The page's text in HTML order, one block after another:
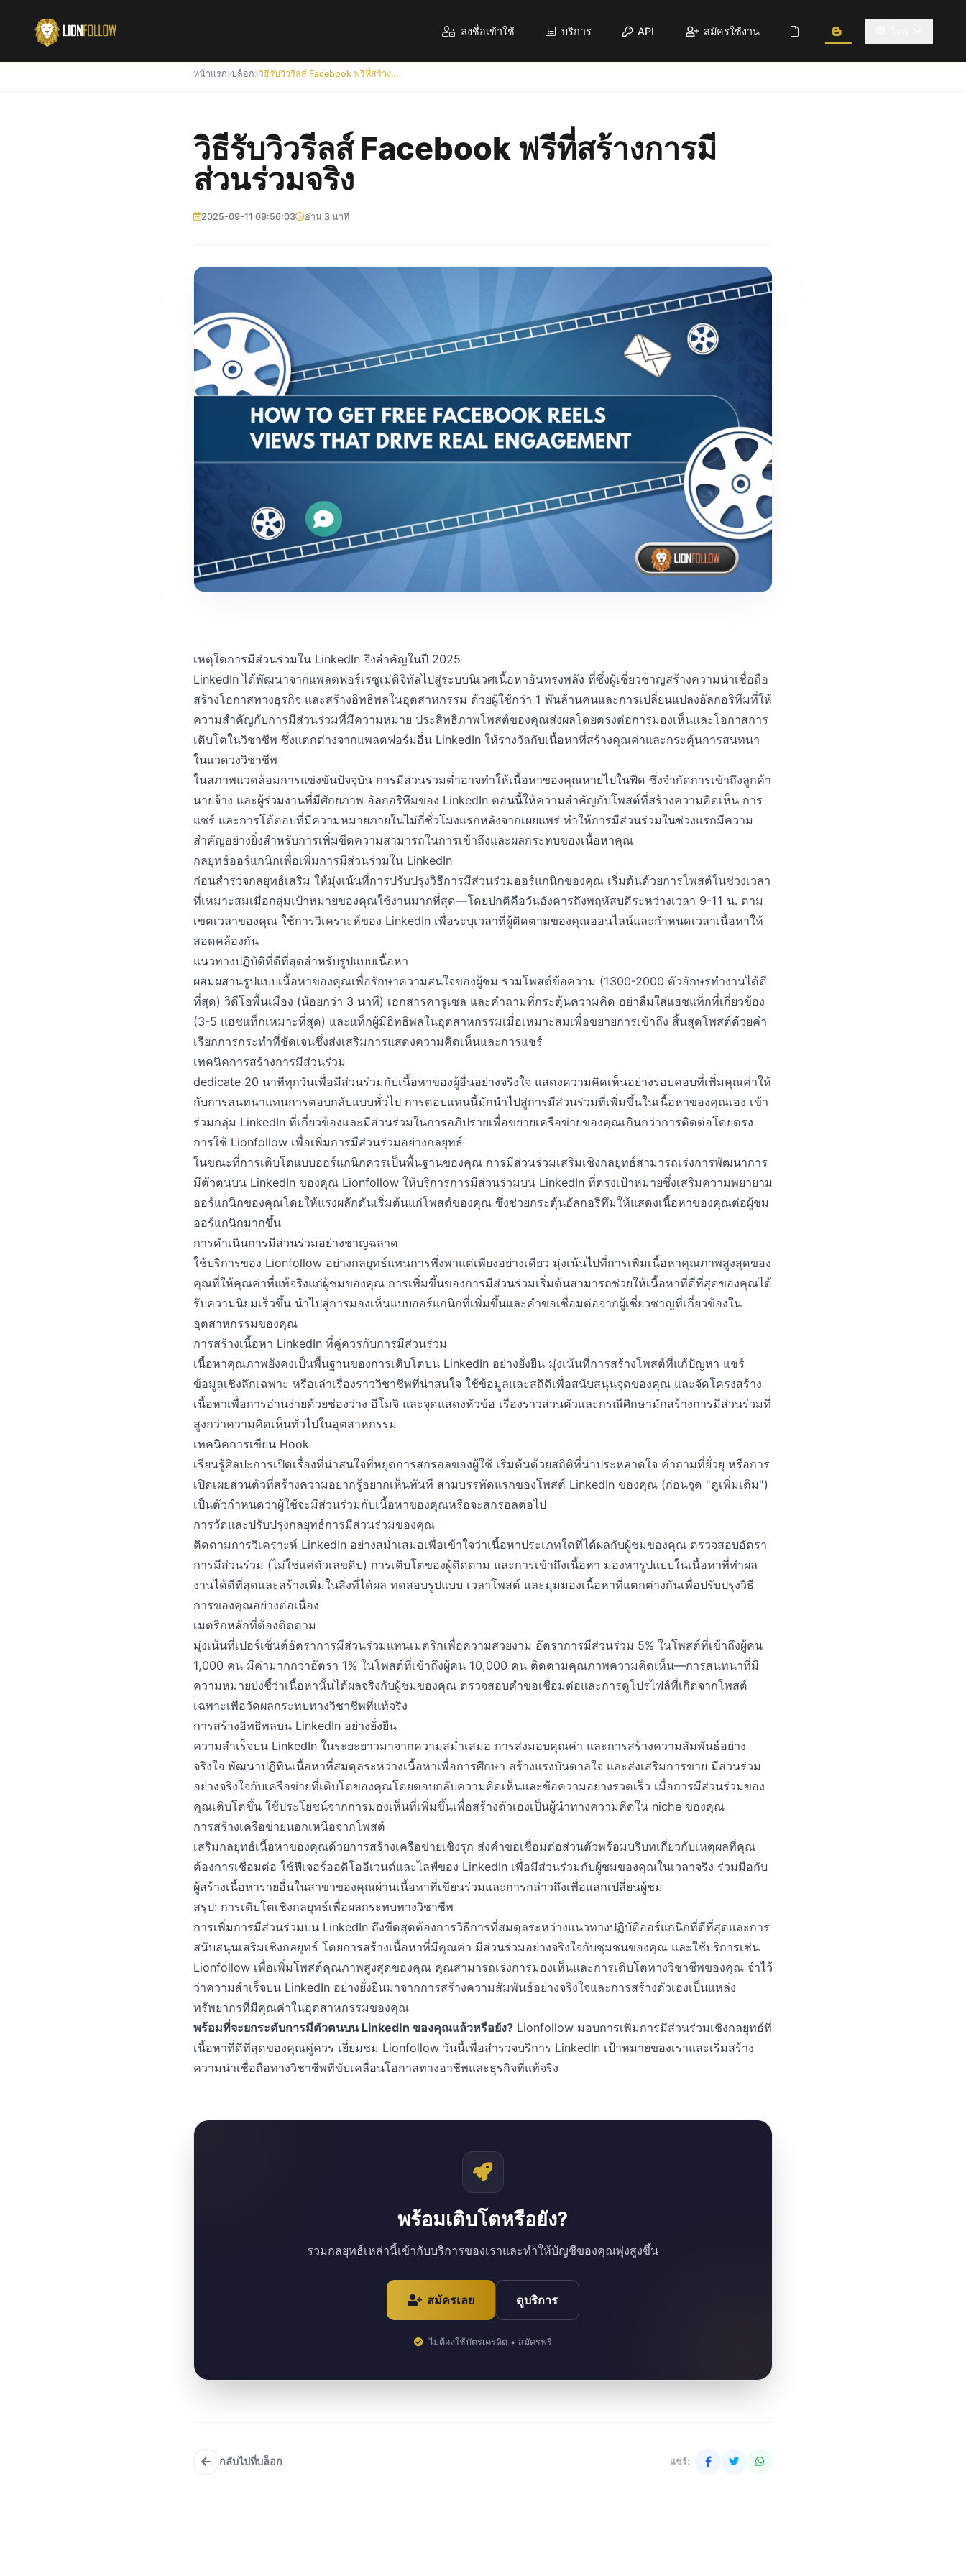
ลงชื่อเข้าใช้ บริการ API สมัครใช้งาน
หน้าแรก บล็อก วิธีรับวิวรีลส์ Facebook ฟรีที่สร้างการมีส่วนร่วมจริง
วิธีรับวิวรีลส์ Facebook ฟรีที่สร้างการมี
ส่วนร่วมจริง
2025-09-11 09:56:03 อ่าน 3 นาที
เหตุใดการมีส่วนร่วมใน LinkedIn จึงสำคัญในปี 2025
LinkedIn ได้พัฒนาจากแพลตฟอร์เรซูเม่ดิจิทัลไปสู่ระบบนิเวศเนื้อหาอันทรงพลัง ที่ซึ่งผู้เชี่ยวชาญสร้างความน่าเชื่อถือ
สร้างโอกาสทางธุรกิจ และสร้างอิทธิพลในอุตสาหกรรม ด้วยผู้ใช้กว่า 1 พันล้านคนและการเปลี่ยนแปลงอัลกอริทึมที่ให้
ความสำคัญกับการมีส่วนร่วมที่มีความหมาย ประสิทธิภาพโพสต์ของคุณส่งผลโดยตรงต่อการมองเห็นและโอกาสการ
เติบโตในวิชาชีพ ซึ่งแตกต่างจากแพลตฟอร์มอื่น LinkedIn ให้รางวัลกับเนื้อหาที่สร้างคุณค่าและกระตุ้นการสนทนา
ในแวดวงวิชาชีพ
ในสภาพแวดล้อมการแข่งขันปัจจุบัน การมีส่วนร่วมต่ำอาจทำให้เนื้อหาของคุณหายไปในฟีด ซึ่งจำกัดการเข้าถึงลูกค้า
นายจ้าง และผู้ร่วมงานที่มีศักยภาพ อัลกอริทึมของ LinkedIn ตอนนี้ให้ความสำคัญกับโพสต์ที่สร้างความคิดเห็น การ
แชร์ และการโต้ตอบที่มีความหมายภายในไม่กี่ชั่วโมงแรกหลังจากเผยแพร่ ทำให้การมีส่วนร่วมในช่วงแรกมีความ
สำคัญอย่างยิ่งสำหรับการเพิ่มขีดความสามารถในการเข้าถึงและผลกระทบของเนื้อหาคุณ
กลยุทธ์ออร์แกนิกเพื่อเพิ่มการมีส่วนร่วมใน LinkedIn
ก่อนสำรวจกลยุทธ์เสริม ให้มุ่งเน้นที่การปรับปรุงวิธีการมีส่วนร่วมออร์แกนิกของคุณ เริ่มต้นด้วยการโพสต์ในช่วงเวลา
ที่เหมาะสมเมื่อกลุ่มเป้าหมายของคุณใช้งานมากที่สุด—โดยปกติคือวันอังคารถึงพฤหัสบดีระหว่างเวลา 9-11 น. ตาม
เขตเวลาของคุณ ใช้การวิเคราะห์ของ LinkedIn เพื่อระบุเวลาที่ผู้ติดตามของคุณออนไลน์และกำหนดเวลาเนื้อหาให้
สอดคล้องกัน
แนวทางปฏิบัติที่ดีที่สุดสำหรับรูปแบบเนื้อหา
ผสมผสานรูปแบบเนื้อหาของคุณเพื่อรักษาความสนใจของผู้ชม รวมโพสต์ข้อความ (1300-2000 ตัวอักษรทำงานได้ดี
ที่สุด) วิดีโอพื้นเมือง (น้อยกว่า 3 นาที) เอกสารคารูเซล และคำถามที่กระตุ้นความคิด อย่าลืมใส่แฮชแท็กที่เกี่ยวข้อง
(3-5 แฮชแท็กเหมาะที่สุด) และแท็กผู้มีอิทธิพลในอุตสาหกรรมเมื่อเหมาะสมเพื่อขยายการเข้าถึง สิ้นสุดโพสต์ด้วยคำ
เรียกการกระทำที่ชัดเจนซึ่งส่งเสริมการแสดงความคิดเห็นและการแชร์
เทคนิคการสร้างการมีส่วนร่วม
dedicate 20 นาทีทุกวันเพื่อมีส่วนร่วมกับเนื้อหาของผู้อื่นอย่างจริงใจ แสดงความคิดเห็นอย่างรอบคอบที่เพิ่มคุณค่าให้
กับการสนทนาแทนการตอบกลับแบบทั่วไป การตอบแทนนี้มักนำไปสู่การมีส่วนร่วมที่เพิ่มขึ้นในเนื้อหาของคุณเอง เข้า
ร่วมกลุ่ม LinkedIn ที่เกี่ยวข้องและมีส่วนร่วมในการอภิปรายเพื่อขยายเครือข่ายของคุณเกินกว่าการติดต่อโดยตรง
การใช้ Lionfollow เพื่อเพิ่มการมีส่วนร่วมอย่างกลยุทธ์
ในขณะที่การเติบโตแบบออร์แกนิกควรเป็นพื้นฐานของคุณ การมีส่วนร่วมเสริมเชิงกลยุทธ์สามารถเร่งการพัฒนาการ
มีตัวตนบน LinkedIn ของคุณ Lionfollow ให้บริการการมีส่วนร่วมบน LinkedIn ที่ตรงเป้าหมายซึ่งเสริมความพยายาม
ออร์แกนิกของคุณโดยให้แรงผลักดันเริ่มต้นแก่โพสต์ของคุณ ซึ่งช่วยกระตุ้นอัลกอริทึมให้แสดงเนื้อหาของคุณต่อผู้ชม
ออร์แกนิกมากขึ้น
การดำเนินการมีส่วนร่วมอย่างชาญฉลาด
ใช้บริการของ Lionfollow อย่างกลยุทธ์แทนการพึ่งพาแต่เพียงอย่างเดียว มุ่งเน้นไปที่การเพิ่มเนื้อหาคุณภาพสูงสุดของ
คุณที่ให้คุณค่าที่แท้จริงแก่ผู้ชมของคุณ การเพิ่มขึ้นของการมีส่วนร่วมเริ่มต้นสามารถช่วยให้เนื้อหาที่ดีที่สุดของคุณได้
รับความนิยมเร็วขึ้น นำไปสู่การมองเห็นแบบออร์แกนิกที่เพิ่มขึ้นและคำขอเชื่อมต่อจากผู้เชี่ยวชาญที่เกี่ยวข้องใน
อุตสาหกรรมของคุณ
การสร้างเนื้อหา LinkedIn ที่คู่ควรกับการมีส่วนร่วม
เนื้อหาคุณภาพยังคงเป็นพื้นฐานของการเติบโตบน LinkedIn อย่างยั่งยืน มุ่งเน้นที่การสร้างโพสต์ที่แก้ปัญหา แชร์
ข้อมูลเชิงลึกเฉพาะ หรือเล่าเรื่องราววิชาชีพที่น่าสนใจ ใช้ข้อมูลและสถิติเพื่อสนับสนุนจุดของคุณ และจัดโครงสร้าง
เนื้อหาเพื่อการอ่านง่ายด้วยช่องว่าง อีโมจิ และจุดแสดงหัวข้อ เรื่องราวส่วนตัวและกรณีศึกษามักสร้างการมีส่วนร่วมที่
สูงกว่าความคิดเห็นทั่วไปในอุตสาหกรรม
เทคนิคการเขียน Hook
เรียนรู้ศิลปะการเปิดเรื่องที่น่าสนใจที่หยุดการสกรอลของผู้ใช้ เริ่มต้นด้วยสถิติที่น่าประหลาดใจ คำถามที่ยั่วยุ หรือการ
เปิดเผยส่วนตัวที่สร้างความอยากรู้อยากเห็นทันที สามบรรทัดแรกของโพสต์ LinkedIn ของคุณ (ก่อนจุด "ดูเพิ่มเติม")
เป็นตัวกำหนดว่าผู้ใช้จะมีส่วนร่วมกับเนื้อหาของคุณหรือจะสกรอลต่อไป
การวัดและปรับปรุงกลยุทธ์การมีส่วนร่วมของคุณ
ติดตามการวิเคราะห์ LinkedIn อย่างสม่ำเสมอเพื่อเข้าใจว่าเนื้อหาประเภทใดที่ได้ผลกับผู้ชมของคุณ ตรวจสอบอัตรา
การมีส่วนร่วม (ไม่ใช่แค่ตัวเลขดิบ) การเติบโตของผู้ติดตาม และการเข้าถึงเนื้อหา มองหารูปแบบในเนื้อหาที่ทำผล
งานได้ดีที่สุดและสร้างเพิ่มในสิ่งที่ได้ผล ทดสอบรูปแบบ เวลาโพสต์ และมุมมองเนื้อหาที่แตกต่างกันเพื่อปรับปรุงวิธี
การของคุณอย่างต่อเนื่อง
เมตริกหลักที่ต้องติดตาม
มุ่งเน้นที่เปอร์เซ็นต์อัตราการมีส่วนร่วมแทนเมตริกเพื่อความสวยงาม อัตราการมีส่วนร่วม 5% ในโพสต์ที่เข้าถึงผู้คน
1,000 คน มีค่ามากกว่าอัตรา 1% ในโพสต์ที่เข้าถึงผู้คน 10,000 คน ติดตามคุณภาพความคิดเห็น—การสนทนาที่มี
ความหมายบ่งชี้ว่าเนื้อหานั้นได้ผลจริงกับผู้ชมของคุณ ตรวจสอบคำขอเชื่อมต่อและการดูโปรไฟล์ที่เกิดจากโพสต์
เฉพาะเพื่อวัดผลกระทบทางวิชาชีพที่แท้จริง
การสร้างอิทธิพลบน LinkedIn อย่างยั่งยืน
ความสำเร็จบน LinkedIn ในระยะยาวมาจากความสม่ำเสมอ การส่งมอบคุณค่า และการสร้างความสัมพันธ์อย่าง
จริงใจ พัฒนาปฏิทินเนื้อหาที่สมดุลระหว่างเนื้อหาเพื่อการศึกษา สร้างแรงบันดาลใจ และส่งเสริมการขาย มีส่วนร่วม
อย่างจริงใจกับเครือข่ายที่เติบโตของคุณโดยตอบกลับความคิดเห็นและข้อความอย่างรวดเร็ว เมื่อการมีส่วนร่วมของ
คุณเติบโตขึ้น ใช้ประโยชน์จากการมองเห็นที่เพิ่มขึ้นเพื่อสร้างตัวเองเป็นผู้นำทางความคิดใน niche ของคุณ
การสร้างเครือข่ายนอกเหนือจากโพสต์
เสริมกลยุทธ์เนื้อหาของคุณด้วยการสร้างเครือข่ายเชิงรุก ส่งคำขอเชื่อมต่อส่วนตัวพร้อมบริบทเกี่ยวกับเหตุผลที่คุณ
ต้องการเชื่อมต่อ ใช้ฟีเจอร์ออดิโออีเวนต์และไลฟ์ของ LinkedIn เพื่อมีส่วนร่วมกับผู้ชมของคุณในเวลาจริง ร่วมมือกับ
ผู้สร้างเนื้อหารายอื่นในสาขาของคุณผ่านเนื้อหาที่เขียนร่วมและการกล่าวถึงเพื่อแลกเปลี่ยนผู้ชม
สรุป: การเติบโตเชิงกลยุทธ์เพื่อผลกระทบทางวิชาชีพ
การเพิ่มการมีส่วนร่วมบน LinkedIn ถึงขีดสุดต้องการวิธีการที่สมดุลระหว่างแนวทางปฏิบัติออร์แกนิกที่ดีที่สุดและการ
สนับสนุนเสริมเชิงกลยุทธ์ โดยการสร้างเนื้อหาที่มีคุณค่า มีส่วนร่วมอย่างจริงใจกับชุมชนของคุณ และใช้บริการเช่น
Lionfollow เพื่อเพิ่มโพสต์คุณภาพสูงสุดของคุณ คุณสามารถเร่งการมองเห็นและการเติบโตทางวิชาชีพของคุณ จำไว้
ว่าความสำเร็จบน LinkedIn อย่างยั่งยืนมาจากการสร้างความสัมพันธ์อย่างจริงใจและการสร้างตัวเองเป็นแหล่ง
ทรัพยากรที่มีคุณค่าในอุตสาหกรรมของคุณ
พร้อมที่จะยกระดับการมีตัวตนบน LinkedIn ของคุณแล้วหรือยัง?Lionfollow มอบการเพิ่มการมีส่วนร่วมเชิงกลยุทธ์ที่
เนื้อหาที่ดีที่สุดของคุณคู่ควร เยี่ยมชม Lionfollow วันนี้เพื่อสำรวจบริการ LinkedIn เป้าหมายของเราและเริ่มสร้าง
ความน่าเชื่อถือทางวิชาชีพที่ขับเคลื่อนโอกาสทางอาชีพและธุรกิจที่แท้จริง
พร้อมเติบโตหรือยัง?
รวมกลยุทธ์เหล่านี้เข้ากับบริการของเราและทำให้บัญชีของคุณพุ่งสูงขึ้น
สมัครเลย ดูบริการ
ไม่ต้องใช้บัตรเครดิต • สมัครฟรี
กลับไปที่บล็อก แชร์: